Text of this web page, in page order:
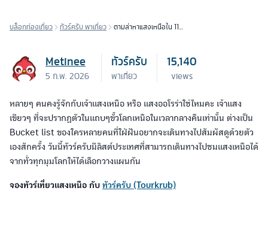
บล็อกท่องเที่ยว ทัวร์ครับ พาเที่ยว
ตามล่าหาแสงเหนือใน 11
Metinee
5 ก.พ. 2026
ทัวร์ครับ
พาเที่ยว
15,140
views
หลายๆ คนคงรู้จักกับเจ้าแสงเหนือ หรือ แสงออโรร่าใช่ไหมคะ เจ้าแสง
เขียวๆ ที่จะปรากฏตัวในแถบๆขั้วโลกเหนือในเวลากลางคืนเท่านั้น ต่างเป็น
Bucket list ของใครหลายคนที่ใฝ่ฝันอยากจะเดินทางไปสัมผัสดูด้วยตัว
เองสักครั้ง วันนี้ทัวร์ครับมีลิสต์ประเทศที่สามารถเดินทางไปชมแสงเหนือได้
จากทั่วทุกมุมโลกให้ได้เลือกวางแผนกัน
จองทัวร์เที่ยวแสงเหนือ กับ ทัวร์ครับ (Tourkrub)